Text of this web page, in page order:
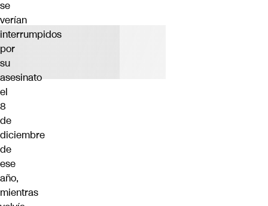
se
verían
interrumpidos
por
su
asesinato
el
8
de
diciembre
de
ese
año,
mientras